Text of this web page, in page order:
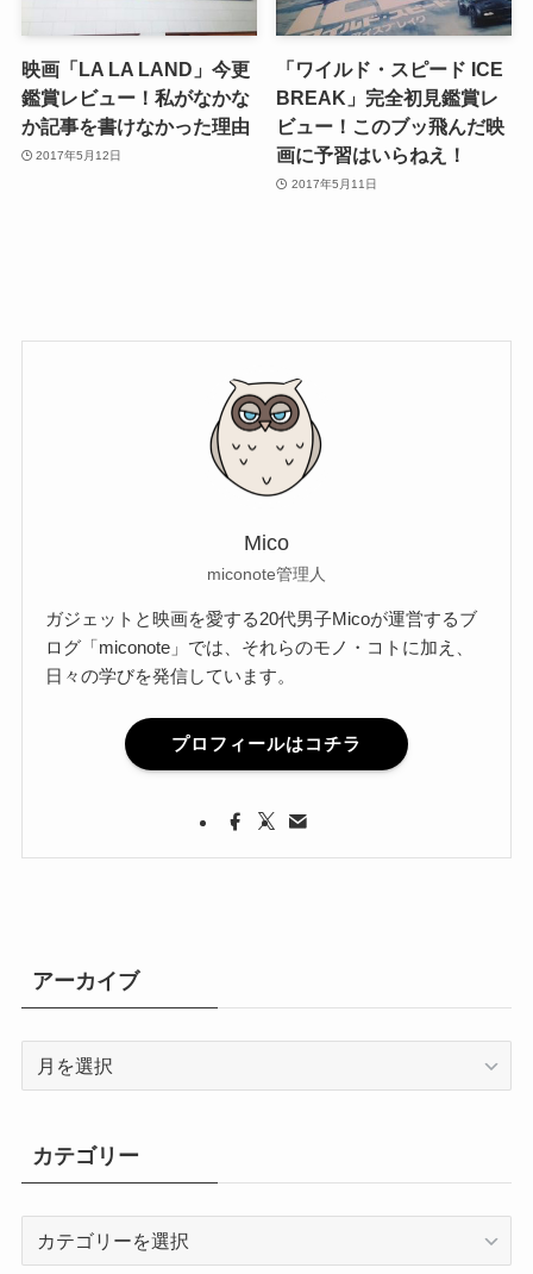
映画「LA LA LAND」今更
鑑賞レビュー！私がなかな
か記事を書けなかった理由
2017年5月12日
「ワイルド・スピード ICE
BREAK」完全初見鑑賞レ
ビュー！このブッ飛んだ映
画に予習はいらねえ！
2017年5月11日
Mico
miconote管理人
ガジェットと映画を愛する20代男子Micoが運営するブ
ログ「miconote」では、それらのモノ・コトに加え、
日々の学びを発信しています。
プロフィールはコチラ
アーカイブ
ブ
カテゴリー